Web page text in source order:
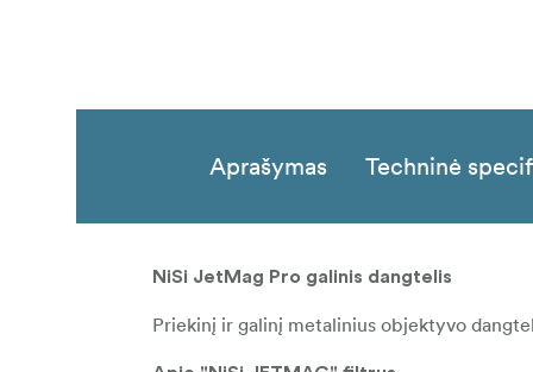
Aprašymas Techninė
NiSi JetMag Pro galinis dangtelis
Priekinį ir galinį metalinius objektyvo